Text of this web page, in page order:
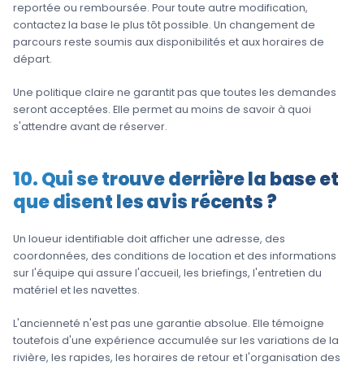
reportée ou remboursée. Pour toute autre modification,
contactez la base le plus tôt possible. Un changement de
parcours reste soumis aux disponibilités et aux horaires de
départ.
Une politique claire ne garantit pas que toutes les demandes
seront acceptées. Elle permet au moins de savoir à quoi
s'attendre avant de réserver.
10. Qui se trouve derrière la base et
que disent les avis récents ?
Un loueur identifiable doit afficher une adresse, des
coordonnées, des conditions de location et des informations
sur l'équipe qui assure l'accueil, les briefings, l'entretien du
matériel et les navettes.
L'ancienneté n'est pas une garantie absolue. Elle témoigne
toutefois d'une expérience accumulée sur les variations de la
rivière, les rapides, les horaires de retour et l'organisation des